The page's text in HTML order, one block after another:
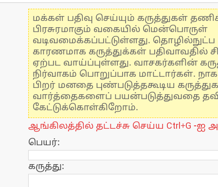
மக்கள் பதிவு செய்யும் கருத்துகள்
பிரசுரமாகும் வகையில் மென்பொருள்
வடிவமைக்கப்பட்டுள்ளது.
காரணமாக கருத்துக்கள் பதிவாவதில்
ஏற்பட வாய்ப்புள்ளது. வாசகர்களின்
நிர்வாகம் பொறுப்பாக மாட்டார்கள்.
பிறர் மனதை புண்படுத்தகூடிய
வார்த்தைகளைப் பயன்படுத்துவதை
கேட்டுக்கொள்கிறோம்.
ஆங்கிலத்தில் தட்டச்சு செய்ய Ctrl+G -ஐ
பெயர்:
கருத்து: